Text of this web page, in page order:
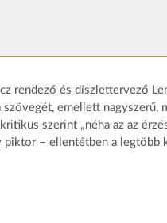
rendező és díszlettervező
emellett nagyszerű,
szerint „néha az az
piktor – ellentétben a legtöbb